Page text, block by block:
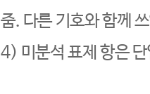
줌. 다른 기호와 함께
4) 미분석 표제 항은